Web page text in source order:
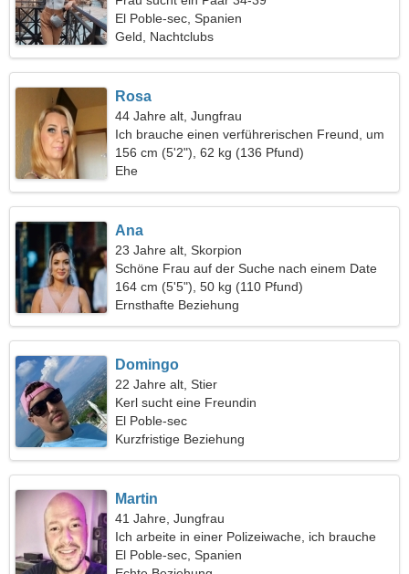
El Poble-sec, Spanien
Geld, Nachtclubs
Rosa
44 Jahre alt, Jungfrau
Ich brauche einen verführerischen Freund, um
zusammen zu kochen
156 cm (5'2"), 62 kg (136 Pfund)
Ehe
Ana
23 Jahre alt, Skorpion
Schöne Frau auf der Suche nach einem Date
164 cm (5'5"), 50 kg (110 Pfund)
Ernsthafte Beziehung
Domingo
22 Jahre alt, Stier
Kerl sucht eine Freundin
El Poble-sec
Kurzfristige Beziehung
Martin
41 Jahre, Jungfrau
Ich arbeite in einer Polizeiwache, ich brauche
eine ungewöhnliche Frau
El Poble-sec, Spanien